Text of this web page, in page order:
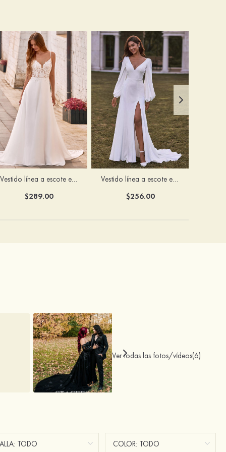
Vestido línea a escote en v cola de corte crepé elástico vestido de novia
$289.00
Vestido línea a escote en v satén crepé elástico cola de la corte vestido de novia
$256.00
Ver todas las fotos/vídeos(6)